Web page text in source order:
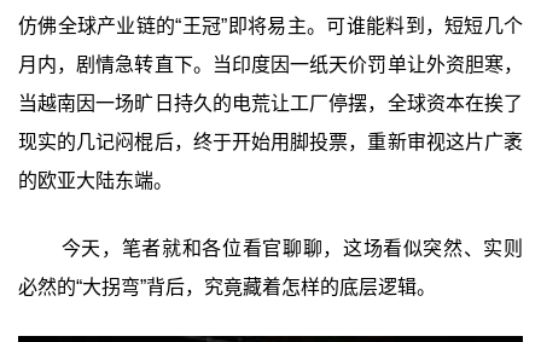
仿佛全球产业链的“王冠”即将易主。可谁能料到，短短几个
月内，剧情急转直下。当印度因一纸天价罚单让外资胆寒，
当越南因一场旷日持久的电荒让工厂停摆，全球资本在挨了
现实的几记闷棍后，终于开始用脚投票，重新审视这片广袤
的欧亚大陆东端。
今天，笔者就和各位看官聊聊，这场看似突然、实则
必然的“大拐弯”背后，究竟藏着怎样的底层逻辑。